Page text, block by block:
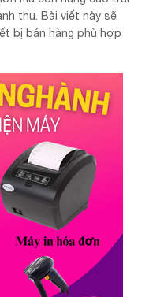
thu. Bài viết này sẽ
bị bán hàng phù hợp